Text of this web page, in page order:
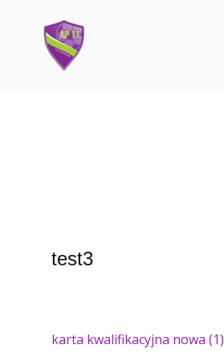
test3
karta kwalifikacyjna nowa (1)